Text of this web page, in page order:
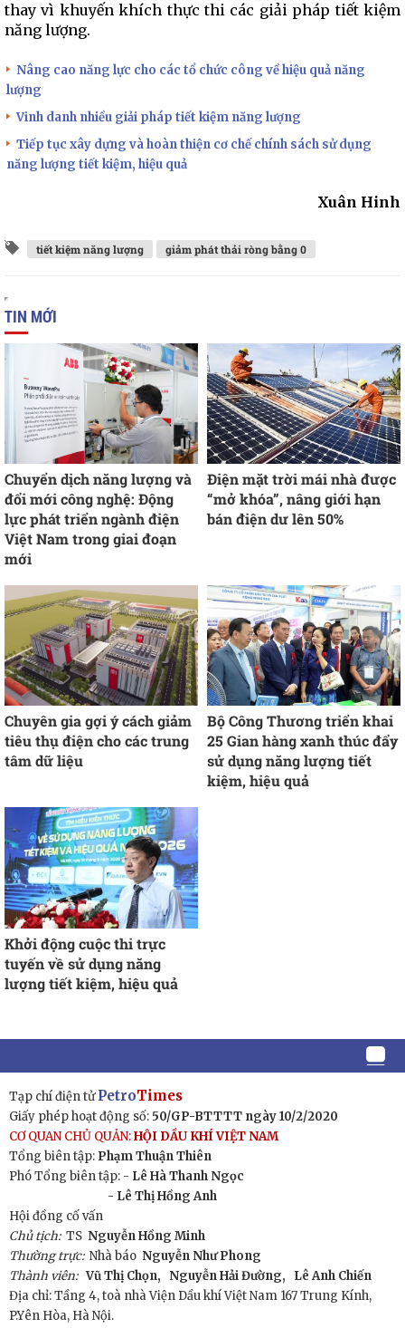
thay vì khuyến khích thực thi các giải pháp tiết kiệm
năng lượng.
Nâng cao năng lực cho các tổ chức công về hiệu quả năng
lượng
Vinh danh nhiều giải pháp tiết kiệm năng lượng
Tiếp tục xây dựng và hoàn thiện cơ chế chính sách sử dụng
năng lượng tiết kiệm, hiệu quả
Xuân Hinh
tiết kiệm năng lượng giảm phát thải ròng bằng 0
TIN MỚI
Chuyển dịch năng lượng và
đổi mới công nghệ: Động
lực phát triển ngành điện
Việt Nam trong giai đoạn
mới
Điện mặt trời mái nhà được
“mở khóa”, nâng giới hạn
bán điện dư lên 50%
Chuyên gia gợi ý cách giảm
tiêu thụ điện cho các trung
tâm dữ liệu
Bộ Công Thương triển khai
25 Gian hàng xanh thúc đẩy
sử dụng năng lượng tiết
kiệm, hiệu quả
Khởi động cuộc thi trực
tuyến về sử dụng năng
lượng tiết kiệm, hiệu quả
Tạp chí điện tửPetroTimes
Giấy phép hoạt động số: 50/GP-BTTTT ngày 10/2/2020
CƠ QUAN CHỦ QUẢN:HỘI DẦU KHÍ VIỆT NAM
Tổng biên tập: Phạm Thuận Thiên
Phó Tổng biên tập: - Lê Hà Thanh Ngọc
- Lê Thị Hồng Anh
Hội đồng cố vấn
Chủ tịch:TS Nguyễn Hồng Minh
Thường trực: Nhà báo Nguyễn Như Phong
Thành viên: Vũ Thị Chọn, Nguyễn Hải Đường,
Lê Anh Chiến
Địa chỉ: Tầng 4, toà nhà Viện Dầu khí Việt Nam 167 Trung Kính,
P.Yên Hòa, Hà Nội.